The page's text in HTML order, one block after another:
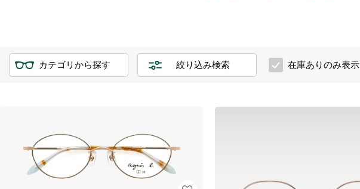
カテゴリから探す 絞り込み検索 在庫ありのみ表示